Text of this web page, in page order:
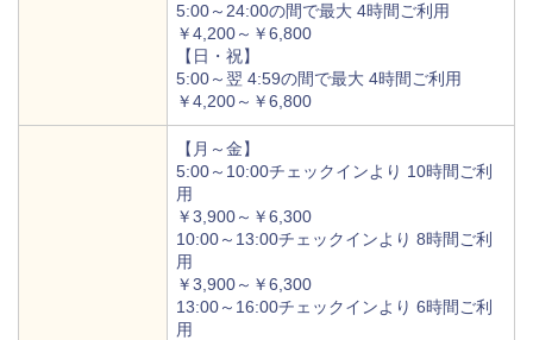
5:00～24:00の間で最大 4時間ご利用
￥4,200～￥6,800
【日・祝】
5:00～翌 4:59の間で最大 4時間ご利用
￥4,200～￥6,800
【月～金】
5:00～10:00チェックインより 10時間ご利
用
￥3,900～￥6,300
10:00～13:00チェックインより 8時間ご利
用
￥3,900～￥6,300
13:00～16:00チェックインより 6時間ご利
用